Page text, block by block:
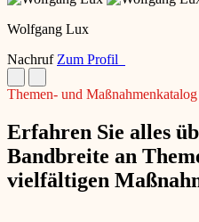
Wolfgang Lux
Nachruf Zum Profil
Themen- und Maßnahmenkatalog
Erfahren Sie alles
Bandbreite an
vielfältigen